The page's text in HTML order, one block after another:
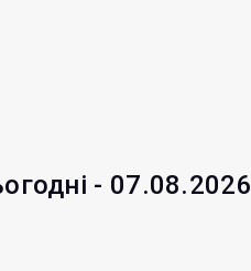
- 07.08.2026